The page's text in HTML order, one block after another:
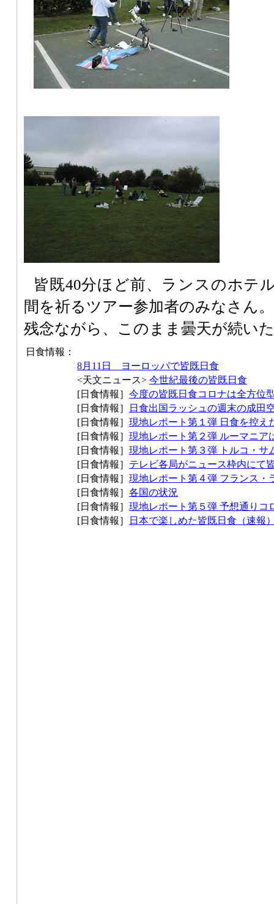
皆既40分ほど前、ランスのホテ
間を祈るツアー参加者のみなさん。
残念ながら、このまま曇天が続い
日食情報：
8月11日 ヨーロッパで皆既日食
<天文ニュース> 今世紀最後の皆既日食
[日食情報］ 今度の皆既日食コロナは全方位
[日食情報］
日食出国ラッシュの週末の成田
[日食情報］ 現地レポート第１弾 日食を控え
[日食情報］ 現地レポート第２弾 ルーマニア
[日食情報］ 現地レポート第３弾 トルコ・サ
[日食情報］ テレビ各局がニュース枠内にて
[日食情報］ 現地レポート第４弾 フランス・
[日食情報］ 各国の状況
[日食情報］ 現地レポート第５弾 予想通りコ
[日食情報］
日本で楽しめた皆既日食（速報